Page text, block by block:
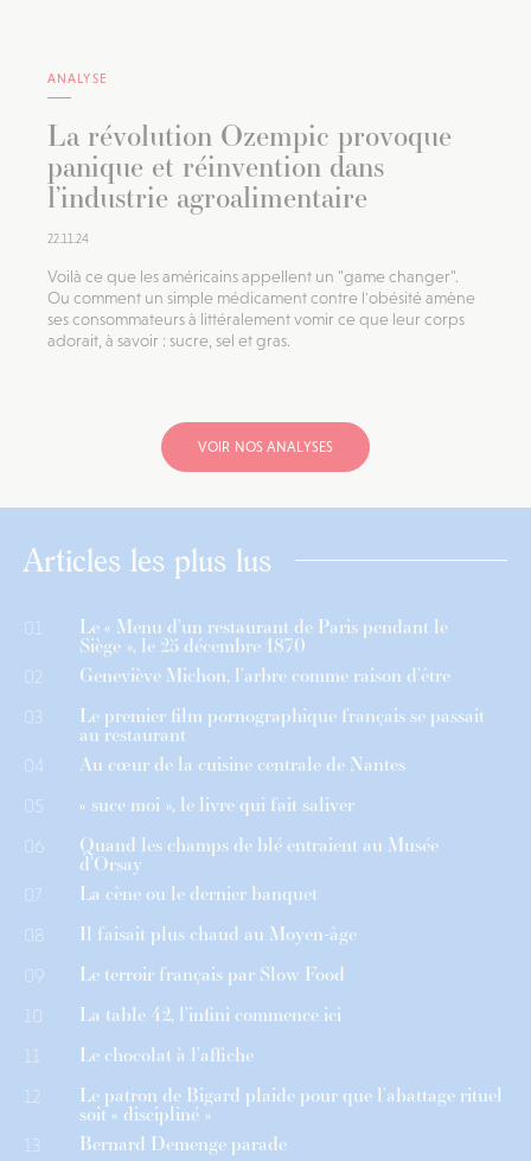
ANALYSE
La révolution Ozempic provoque
panique et réinvention dans
l’industrie agroalimentaire
22.11.24
Voilà ce que les américains appellent un "game changer".
Ou comment un simple médicament contre l'obésité amène
ses consommateurs à littéralement vomir ce que leur corps
adorait, à savoir : sucre, sel et gras.
VOIR NOS ANALYSES
Articles les plus lus
01 Le « Menu d’un restaurant de Paris pendant le
Siège », le 25 décembre 1870
02 Geneviève Michon, l’arbre comme raison d’être
03 Le premier film pornographique français se passait
au restaurant
04 Au cœur de la cuisine centrale de Nantes
05 « suce moi », le livre qui fait saliver
06 Quand les champs de blé entraient au Musée
d’Orsay
07 La cène ou le dernier banquet
08 Il faisait plus chaud au Moyen-âge
09 Le terroir français par Slow Food
10 La table 42, l’infini commence ici
11 Le chocolat à l’affiche
12 Le patron de Bigard plaide pour que l’abattage rituel
soit « discipliné »
13 Bernard Demenge parade